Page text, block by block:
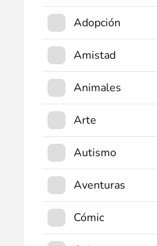
Adopción
Amistad
Animales
Arte
Autismo
Aventuras
Cómic